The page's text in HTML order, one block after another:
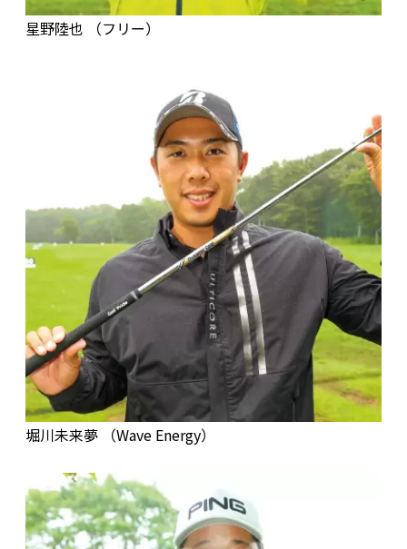
星野陸也 （フリー）
堀川未来夢 （Wave Energy）